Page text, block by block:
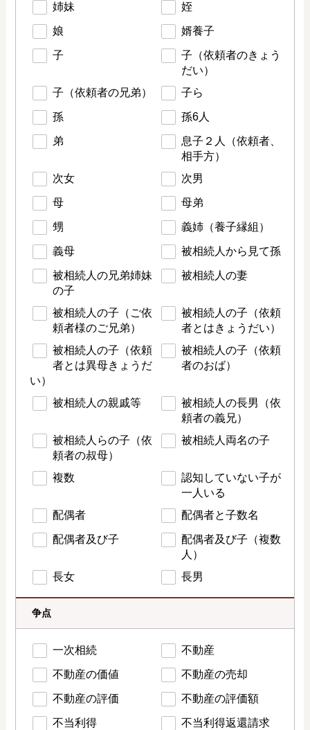
姉妹 姪
娘 婿養子
子
子（依頼者のきょう
だい）
子（依頼者の兄弟）
子ら
孫 孫6人
弟
息子２人（依頼者、
相手方）
次女
次男
母 母弟
甥 義姉（養子縁組）
義母 被相続人から見て孫
被相続人の兄弟姉妹
の子
被相続人の妻
被相続人の子（ご依
頼者様のご兄弟）
被相続人の子（依頼
者とはきょうだい）
被相続人の子（依頼
者とは異母きょうだ
い）
被相続人の子（依頼
者のおば）
被相続人の親戚等
被相続人の長男（依
頼者の義兄）
被相続人らの子（依
頼者の叔母）
被相続人両名の子
複数
認知していない子が
一人いる
配偶者
配偶者と子数名
配偶者及び子
配偶者及び子（複数
人）
長女
長男
争点
一次相続 不動産
不動産の価値 不動産の売却
不動産の評価 不動産の評価額
不当利得 不当利得返還請求